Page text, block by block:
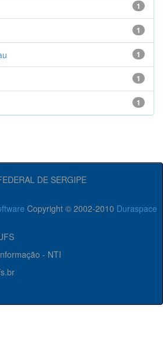
1
1
1
1
1
DE SERGIPE
Copyright © 2002-2010 Duraspace
- NTI